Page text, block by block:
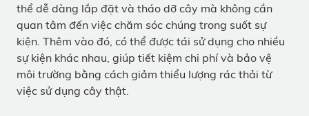
thể dễ dàng lắp đặt và tháo dỡ cây mà không cần
quan tâm đến việc chăm sóc chúng trong suốt sự
kiện. Thêm vào đó, có thể được tái sử dụng cho nhiều
sự kiện khác nhau, giúp tiết kiệm chi phí và bảo vệ
môi trường bằng cách giảm thiểu lượng rác thải từ
việc sử dụng cây thật.